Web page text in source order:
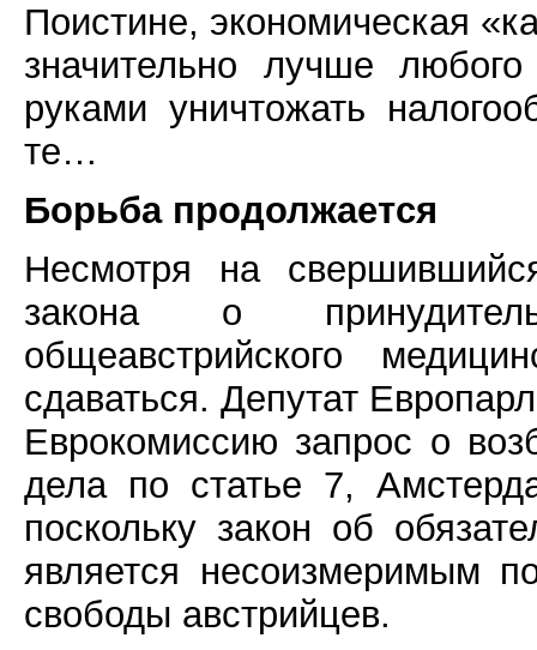
Поистине, экономическая
значительно лучше
руками уничтожать
те…
Борьба продолжается
Несмотря на
закона о
общеавстрийского
сдаваться. Депутат
Еврокомиссию запрос о
дела по статье 7,
поскольку закон об
является несоизмеримым
свободы австрийцев.